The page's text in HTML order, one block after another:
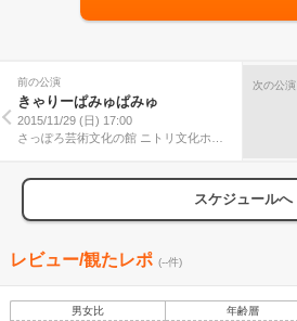
前の公演
きゃりーぱみゅぱみゅ
2015/11/29 (日) 17:00
さっぽろ芸術文化の館 ニトリ文化ホー
次の公演
スケジュールへ
レビュー/観たレポ (--件)
男女比 年齢層